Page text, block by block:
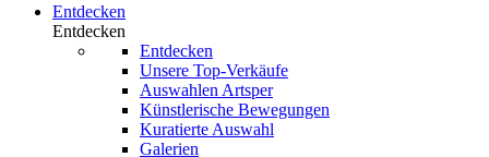
Entdecken
Entdecken
Entdecken
Unsere Top-Verkäufe
Auswahlen Artsper
Künstlerische Bewegungen
Kuratierte Auswahl
Galerien